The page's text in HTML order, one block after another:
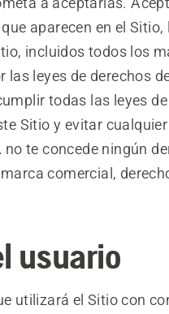
aparecen en el
incluidos todos los
las leyes de derechos
todas las leyes
Sitio y evitar
no te concede ningún
comercial,
usuario
utilizará el Sitio con